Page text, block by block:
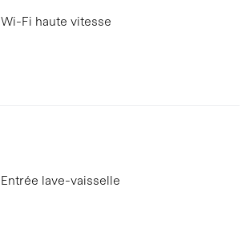
Wi-Fi haute vitesse
Entrée lave-vaisselle